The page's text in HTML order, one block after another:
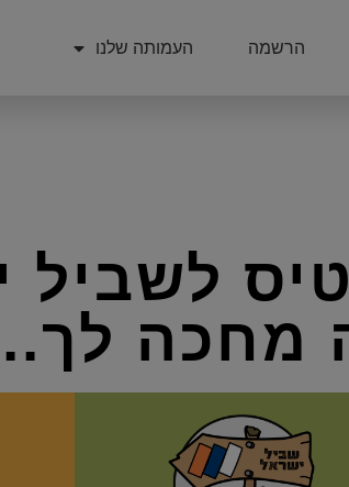
הרשמה העמותה שלנו
לשביל
מחכה לך..